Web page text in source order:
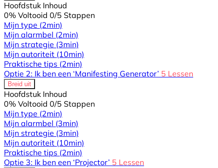
Hoofdstuk Inhoud
0% Voltooid 0/5 Stappen
Mijn type (2min)
Mijn alarmbel (2min)
Mijn strategie (3min)
Mijn autoriteit (10min)
Praktische tips (2min)
Optie 2: Ik ben een ‘Manifesting Generator’ 5 Lessen
Breid uit
Hoofdstuk Inhoud
0% Voltooid 0/5 Stappen
Mijn type (2min)
Mijn alarmbel (3min)
Mijn strategie (3min)
Mijn autoriteit (10min)
Praktische tips (2min)
Optie 3: Ik ben een ‘Projector’ 5 Lessen